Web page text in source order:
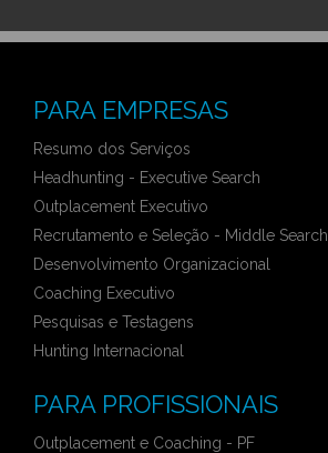
PARA EMPRESAS
Resumo dos Serviços
Headhunting - Executive Search
Outplacement Executivo
Recrutamento e Seleção - Middle Search
Desenvolvimento Organizacional
Coaching Executivo
Pesquisas e Testagens
Hunting Internacional
PARA PROFISSIONAIS
Outplacement e Coaching - PF